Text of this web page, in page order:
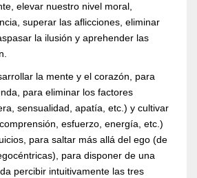
elevar nuestro nivel moral,
superar las aflicciones, eliminar
la ilusión y aprehender las
la mente y el corazón, para
para eliminar los factores
sensualidad, apatía, etc.) y cultivar
esfuerzo, energía, etc.)
para saltar más allá del ego (de
para disponer de una
percibir intuitivamente las tres